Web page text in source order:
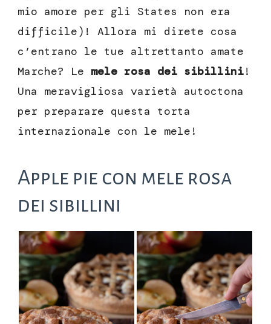
mio amore per gli States non era
difficile)! Allora mi direte cosa
c’entrano le tue altrettanto amate
Marche? Le mele rosa dei sibillini!
Una meravigliosa varietà autoctona
per preparare questa torta
internazionale con le mele!
Apple pie con mele rosa
dei sibillini